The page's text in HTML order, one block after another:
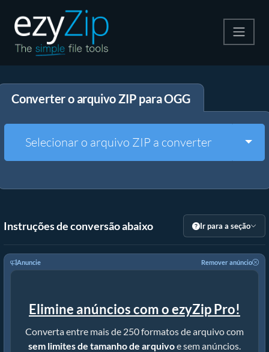
Descompactar
Outras Ferramentas
Converter o arquivo ZIP para OGG
Selecionar o arquivo ZIP a converter
Instruções de conversão abaixo Ir para a seção
Anuncie Remover anúncio
Elimine anúncios com o ezyZip Pro!
Converta entre mais de 250 formatos de arquivo com
sem limites de tamanho de arquivoe sem anúncios.